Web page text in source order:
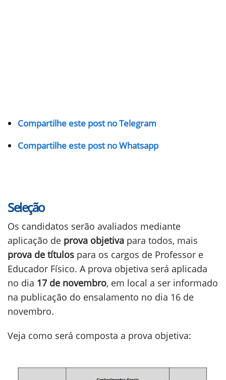
Compartilhe este post no Telegram
Compartilhe este post no Whatsapp
Seleção
Os candidatos serão avaliados mediante
aplicação de prova objetiva para todos, mais
prova de títulos para os cargos de Professor e
Educador Físico. A prova objetiva será aplicada
no dia 17 de novembro, em local a ser informado
na publicação do ensalamento no dia 16 de
novembro.
Veja como será composta a prova objetiva: